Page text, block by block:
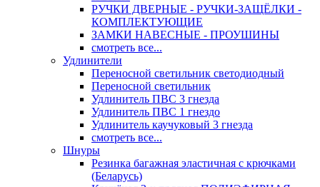
РУЧКИ ДВЕРНЫЕ - РУЧКИ-ЗАЩЁЛКИ -
КОМПЛЕКТУЮЩИЕ
ЗАМКИ НАВЕСНЫЕ - ПРОУШИНЫ
смотреть все...
Удлинители
Переносной светильник светодиодный
Переносной светильник
Удлинитель ПВС 3 гнезда
Удлинитель ПВС 1 гнездо
Удлинитель каучуковый 3 гнезда
смотреть все...
Шнуры
Резинка багажная эластичная с крючками
(Беларусь)